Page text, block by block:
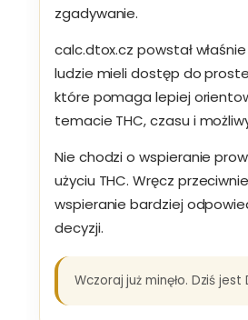
zgadywanie.
calc.dtox.cz powstał
ludzie mieli dostęp do
które pomaga lepiej
temacie THC, czasu i
Nie chodzi o wspieranie
użyciu THC. Wręcz
wspieranie bardziej
decyzji.
Wczoraj już minęło. Dziś jest